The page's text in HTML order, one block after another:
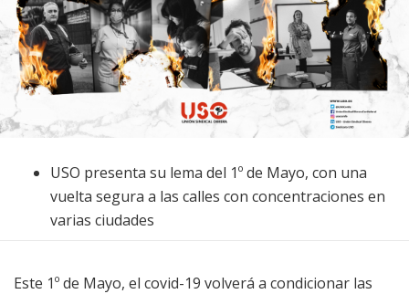
USO presenta su lema del 1º de Mayo, con una
vuelta segura a las calles con concentraciones en
varias ciudades
Este 1º de Mayo, el covid-19 volverá a condicionar las